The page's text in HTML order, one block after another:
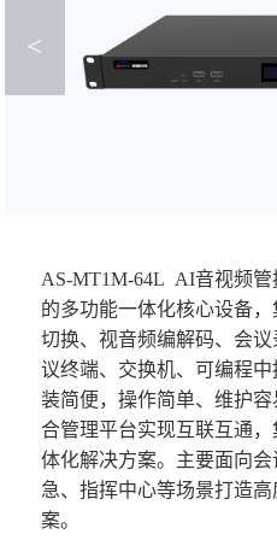
<
AS-MT1M-64L AI音视频管
的多功能一体化核心设备
切换、视音频编解码、会
议终端、交换机、可编程
装简便，操作简单、维护
合管理平台实现互联互通
体化解决方案。主要面向
急、指挥中心等场景打造
案。